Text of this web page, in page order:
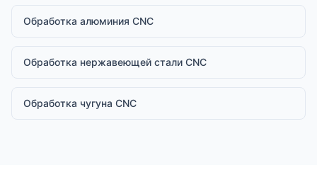
Обработка алюминия CNC
Обработка нержавеющей стали CNC
Обработка чугуна CNC